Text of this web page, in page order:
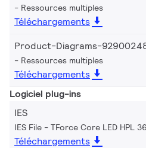
Ressources multiples
Téléchargements
Product-Diagrams-
Ressources multiples
Téléchargements
Logiciel plug-ins
IES
IES File - TForce Core LED HPL
Téléchargements